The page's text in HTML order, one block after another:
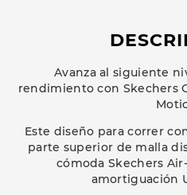
Avanza al siguiente
rendimiento con Skechers
Este diseño para correr
parte superior de malla
cómoda Skechers
amortiguación